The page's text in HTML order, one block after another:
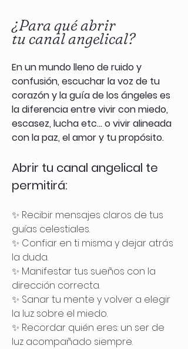
¿Para qué abrir
tu canal angelical?
En un mundo lleno de ruido y
confusión, escuchar la voz de tu
corazón y la guía de los ángeles es
la diferencia entre vivir con miedo,
escasez, lucha etc… o vivir alineada
con la paz, el amor y tu propósito.
Abrir tu canal angelical te
permitirá:
✨ Recibir mensajes claros de tus
guías celestiales.
✨ Confiar en ti misma y dejar atrás
la duda.
✨ Manifestar tus sueños con la
dirección correcta.
✨ Sanar tu mente y volver a elegir
la luz sobre el miedo.
✨ Recordar quién eres: un ser de
luz acompañado siempre.